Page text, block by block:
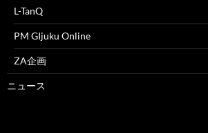
L-TanQ
PM GIjuku Online
ZA企画
ニュース